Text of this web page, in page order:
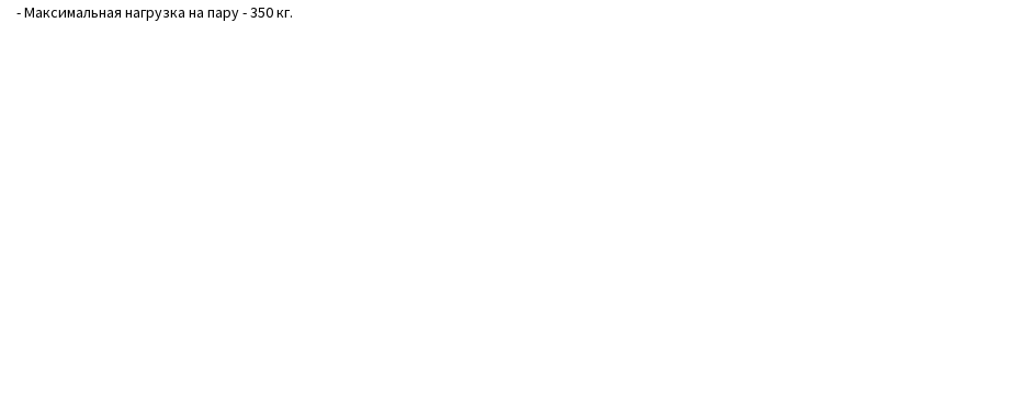
- Максимальная нагрузка на пару - 350 кг.